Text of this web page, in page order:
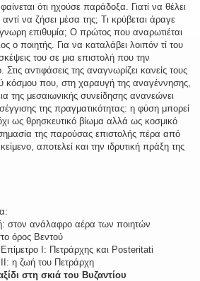
ότι ηχούσε παράδοξα. Γιατί να θέλει
να ζήσει μέσα της; Τι κρύβεται άραγε
επιθυμία; Ο πρώτος που αναρωτιέται
ο ποιητής. Για να καταλάβει λοιπόν τί του
του σε μια επιστολή που την
αντιφάσεις της αναγνωρίζει κανείς τους
κόσμου που, στη χαραυγή της αναγέννησης,
της μεσαιωνικής συνείδησης ανανεώνει
της πραγματικότητας: η φύση μπορεί
ως θρησκευτικό βίωμα αλλά ως κοσμικό
της παρούσας επιστολής πέρα από
αποτελεί και την ιδρυτική πράξη της
στον ανάλαφρο αέρα των ποιητών
όρος Βεντού
Ι: Πετράρχης και Posteritati
η ζωή του Πετράρχη
στη σκιά του Βυζαντίου